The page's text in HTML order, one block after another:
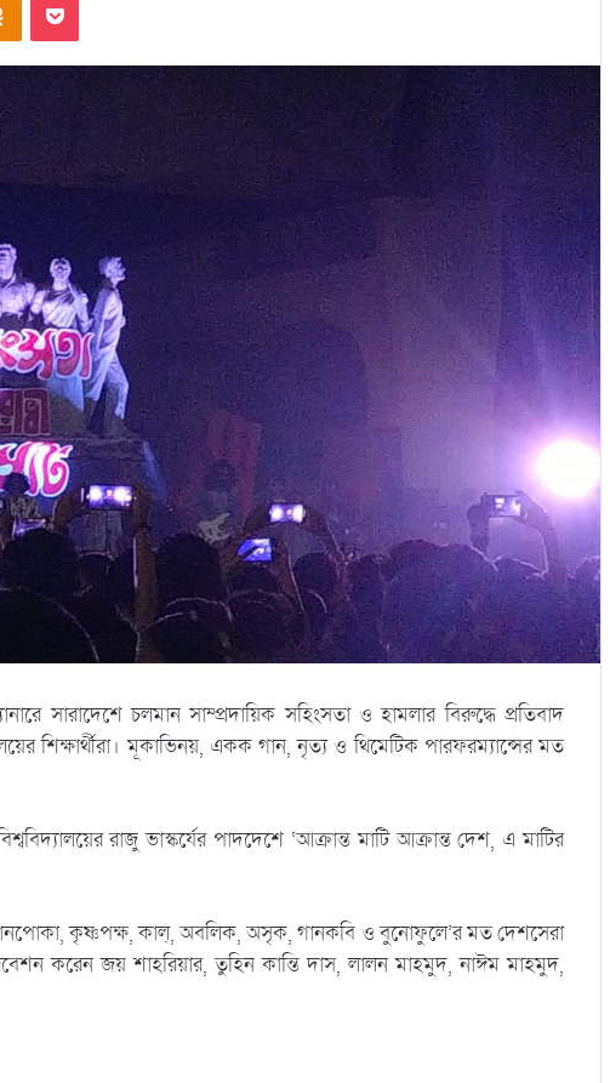
সারাদেশে চলমান সাম্প্রদায়িক সহিংসতা ও হামলার বিরুদ্ধে প্রতিবাদ
শিক্ষার্থীরা। মূকাভিনয়, একক গান, নৃত্য ও থিমেটিক পারফরম্যান্সের মত
রাজু ভাস্কর্যের পাদদেশে ‘আক্রান্ত মাটি আক্রান্ত দেশ, এ মাটির
কৃষ্ণপক্ষ, কাল্, অবলিক, অসৃক, গানকবি ও বুনোফুলে’র মত দেশসেরা
করেন জয় শাহরিয়ার, তুহিন কান্তি দাস, লালন মাহমুদ, নাঈম মাহমুদ,